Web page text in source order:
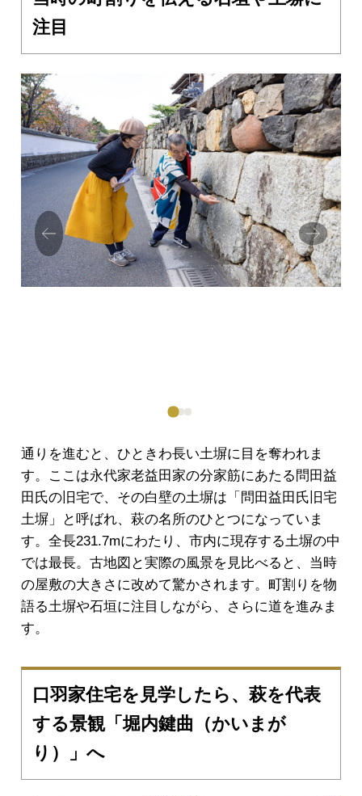
注目
Prev
ious
Next
通りを進むと、ひときわ長い土塀に目を奪われま
す。ここは永代家老益田家の分家筋にあたる問田益
田氏の旧宅で、その白壁の土塀は「問田益田氏旧宅
土塀」と呼ばれ、萩の名所のひとつになっていま
す。全長231.7mにわたり、市内に現存する土塀の中
では最長。古地図と実際の風景を見比べると、当時
の屋敷の大きさに改めて驚かされます。町割りを物
語る土塀や石垣に注目しながら、さらに道を進みま
す。
口羽家住宅を見学したら、萩を代表
する景観「堀内鍵曲（かいまが
り）」へ